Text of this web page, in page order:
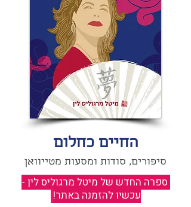
החיים כחלום
סיפורים, סודות ומסעות מטייוואן
ספרה החדש של מיטל מרגוליס לין -
עכשיו להזמנה באתר!